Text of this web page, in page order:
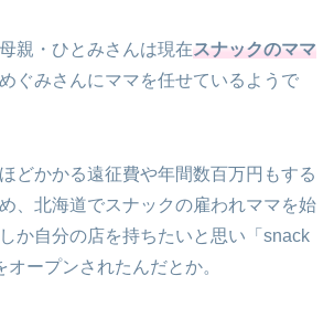
親・ひとみさんは現在スナックのママ
ぐみさんにママを任せているようで
どかかる遠征費や年間数百万円もする
、北海道でスナックの雇われママを始
か自分の店を持ちたいと思い「snack
ープンされたんだとか。